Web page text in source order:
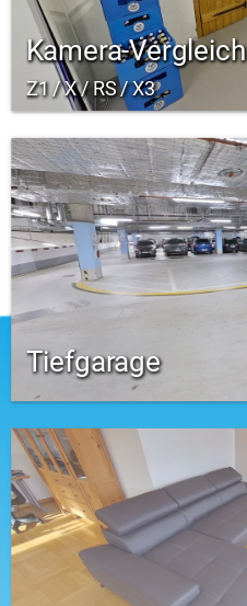
Kamera-Vergleich
Z1 / X / RS / X3
Tiefgarage